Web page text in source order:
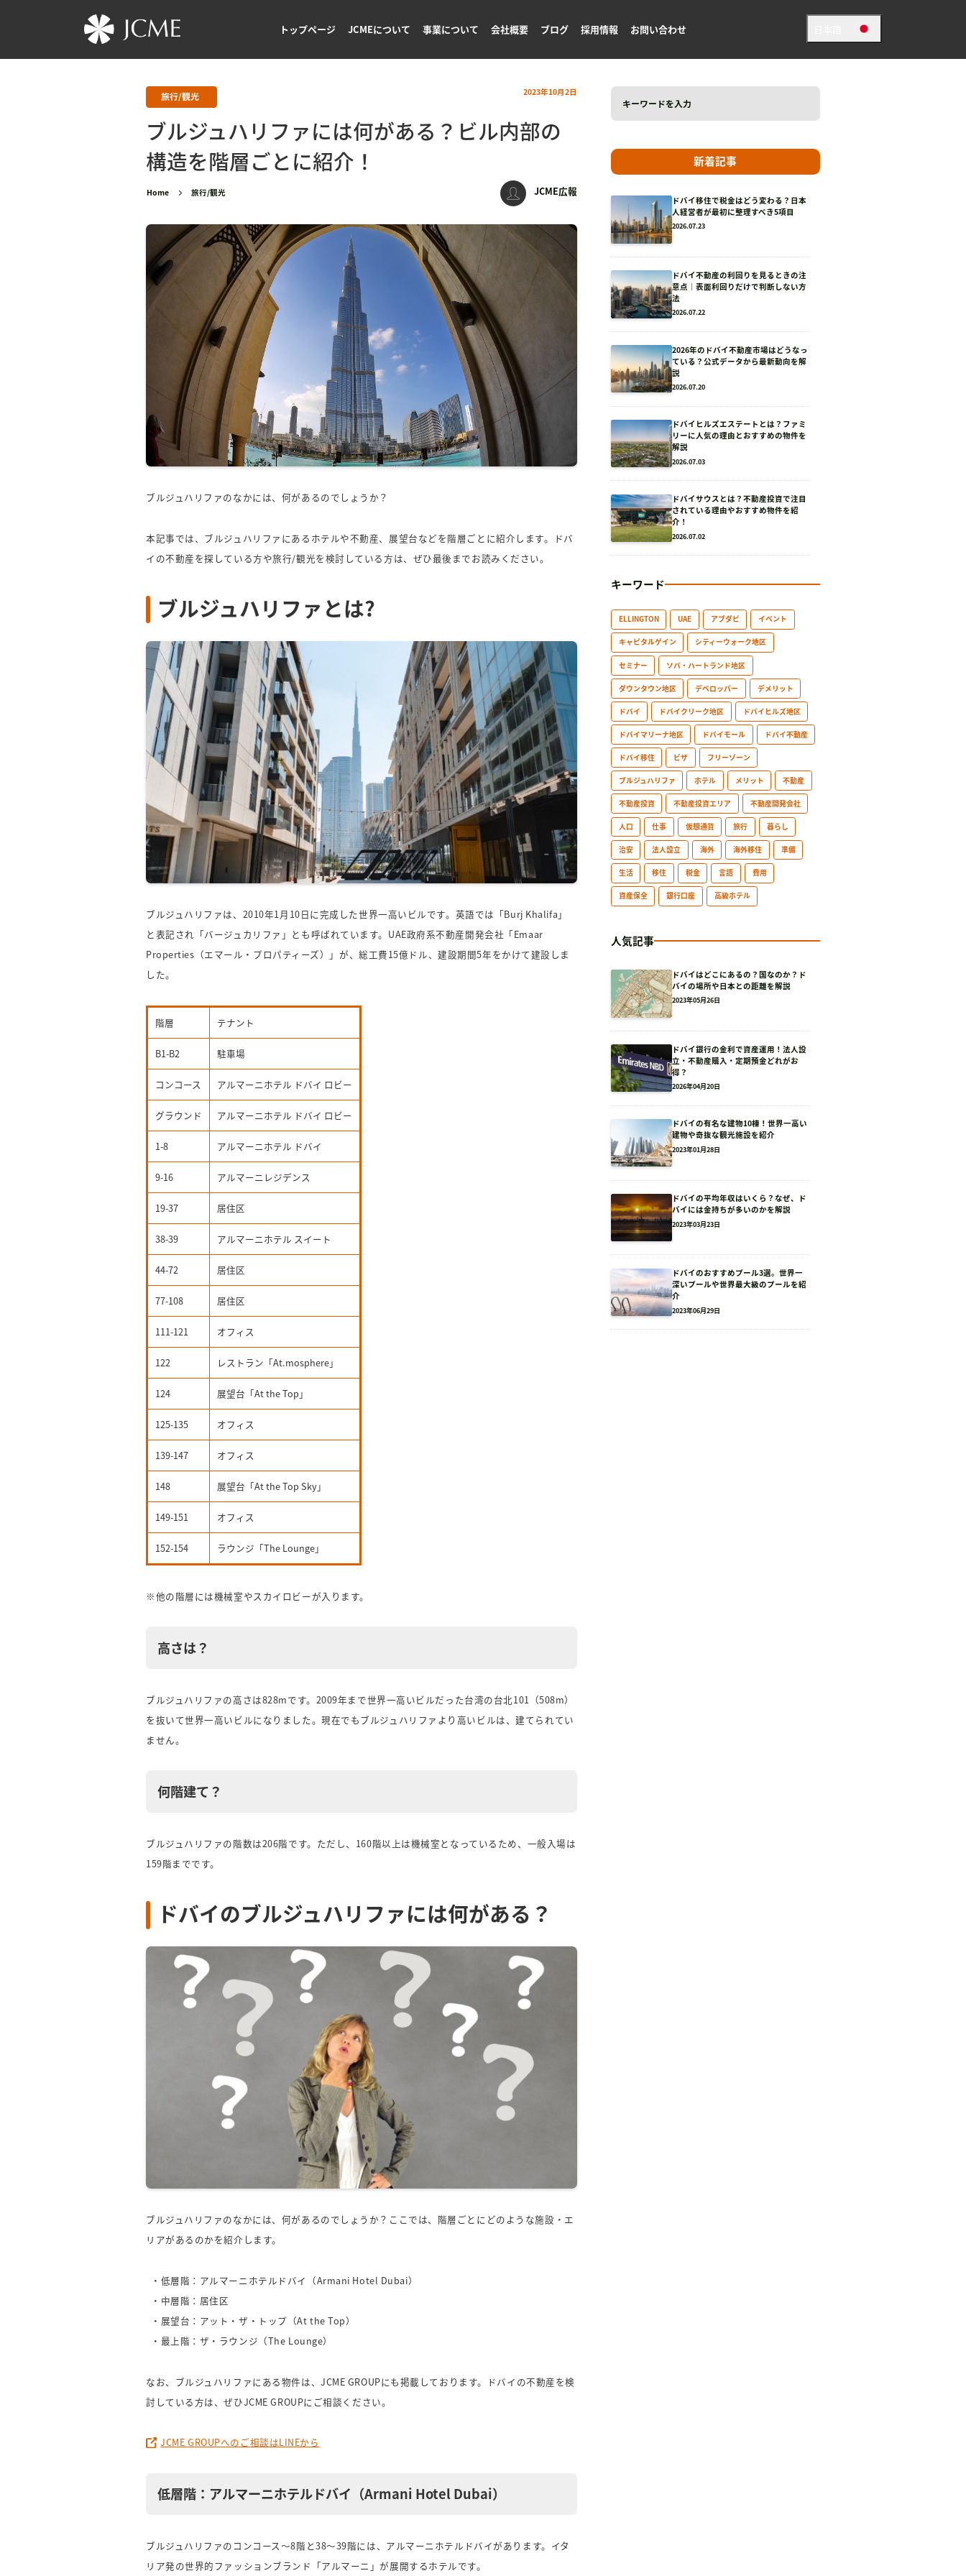
トップページ JCMEについて 事業について 会社概要 ブログ 採用情報 お問い合わせ
旅行/観光 2023年10月2日
ブルジュハリファには何がある？ビル内部の
構造を階層ごとに紹介！
Home 旅行/観光 JCME広報
ブルジュハリファのなかには、何があるのでしょうか？
本記事では、ブルジュハリファにあるホテルや不動産、展望台などを階層ごとに紹介します。ドバ
イの不動産を探している方や旅行/観光を検討している方は、ぜひ最後までお読みください。
ブルジュハリファとは?
ブルジュハリファは、2010年1月10日に完成した世界一高いビルです。英語では「Burj Khalifa」
と表記され「バージュカリファ」とも呼ばれています。UAE政府系不動産開発会社「Emaar
Properties（エマール・プロパティーズ）」が、総工費15億ドル、建設期間5年をかけて建設しま
した。
階層 テナント
B1-B2 駐車場
コンコース アルマーニホテル ドバイ ロビー
グラウンド アルマーニホテル ドバイ ロビー
1-8 アルマーニホテル ドバイ
9-16 アルマーニレジデンス
19-37 居住区
38-39 アルマーニホテル スイート
44-72 居住区
77-108 居住区
111-121 オフィス
122 レストラン「At.mosphere」
124 展望台「At the Top」
125-135 オフィス
139-147 オフィス
148 展望台「At the Top Sky」
149-151 オフィス
152-154 ラウンジ「The Lounge」
※他の階層には機械室やスカイロビーが入ります。
高さは？
ブルジュハリファの高さは828mです。2009年まで世界一高いビルだった台湾の台北101（508m）
を抜いて世界一高いビルになりました。現在でもブルジュハリファより高いビルは、建てられてい
ません。
何階建て？
ブルジュハリファの階数は206階です。ただし、160階以上は機械室となっているため、一般入場は
159階までです。
ドバイのブルジュハリファには何がある？
ブルジュハリファのなかには、何があるのでしょうか？ここでは、階層ごとにどのような施設・エ
リアがあるのかを紹介します。
・低層階：アルマーニホテルドバイ（Armani Hotel Dubai）
・中層階：居住区
・展望台：アット・ザ・トップ（At the Top）
・最上階：ザ・ラウンジ（The Lounge）
なお、ブルジュハリファにある物件は、JCME GROUPにも掲載しております。ドバイの不動産を検
討している方は、ぜひJCME GROUPにご相談ください。
JCME GROUPへのご相談はLINEから
低層階：アルマーニホテルドバイ（Armani Hotel Dubai）
ブルジュハリファのコンコース〜8階と38〜39階には、アルマーニホテルドバイがあります。イタ
リア発の世界的ファッションブランド「アルマーニ」が展開するホテルです。
Search
新着記事
ドバイ移住で税金はどう変わる？日本
人経営者が最初に整理すべき5項目
2026.07.23
ドバイ不動産の利回りを見るときの注
意点｜表面利回りだけで判断しない方
法
2026.07.22
2026年のドバイ不動産市場はどうなっ
ている？公式データから最新動向を解
説
2026.07.20
ドバイヒルズエステートとは？ファミ
リーに人気の理由とおすすめの物件を
解説
2026.07.03
ドバイサウスとは？不動産投資で注目
されている理由やおすすめ物件を紹
介！
2026.07.02
キーワード
ELLINGTON UAE アブダビ イベント
キャピタルゲイン シティーウォーク地区
セミナー ソバ・ハートランド地区
ダウンタウン地区 デベロッパー デメリット
ドバイ ドバイクリーク地区 ドバイヒルズ地区
ドバイマリーナ地区 ドバイモール ドバイ不動産
ドバイ移住 ビザ フリーゾーン
ブルジュハリファ ホテル メリット 不動産
不動産投資 不動産投資エリア 不動産開発会社
人口 仕事 仮想通貨 旅行 暮らし
治安 法人設立 海外 海外移住 準備
生活 移住 税金 言語 費用
資産保全 銀行口座 高級ホテル
人気記事
ドバイはどこにあるの？国なのか？ド
バイの場所や日本との距離を解説
2023年05月26日
ドバイ銀行の金利で資産運用！法人設
立・不動産購入・定期預金どれがお
得？
2026年04月20日
ドバイの有名な建物10棟！世界一高い
建物や奇抜な観光施設を紹介
2023年01月28日
ドバイの平均年収はいくら？なぜ、ド
バイには金持ちが多いのかを解説
2023年03月23日
ドバイのおすすめプール3選。世界一
深いプールや世界最大級のプールを紹
介
2023年06月29日